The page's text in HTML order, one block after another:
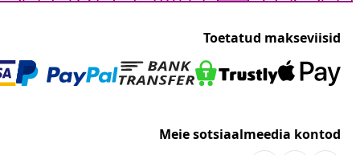
Toetatud makseviisid
Meie sotsiaalmeedia kontod